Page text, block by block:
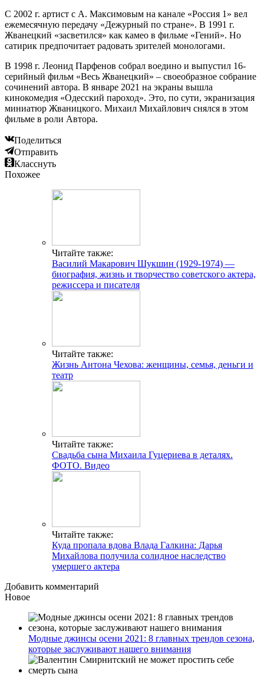
С 2002 г. артист с А. Максимовым на канале «Россия 1» вел
ежемесячную передачу «Дежурный по стране». В 1991 г.
Жванецкий «засветился» как камео в фильме «Гений». Но
сатирик предпочитает радовать зрителей монологами.
В 1998 г. Леонид Парфенов собрал воедино и выпустил 16-
серийный фильм «Весь Жванецкий» – своеобразное собрание
сочинений автора. В январе 2021 на экраны вышла
кинокомедия «Одесский пароход». Это, по сути, экранизация
миниатюр Жваницкого. Михаил Михайлович снялся в этом
фильме в роли Автора.
Поделиться
Отправить
Класснуть
Похожее
Читайте также:
Василий Макарович Шукшин (1929-1974) —
биография, жизнь и творчество советского актера,
режиссера и писателя
Читайте также:
Жизнь Антона Чехова: женщины, семья, деньги и
театр
Читайте также:
Свадьба сына Михаила Гуцериева в деталях.
ФОТО. Видео
Читайте также:
Куда пропала вдова Влада Галкина: Дарья
Михайлова получила солидное наследство
умершего актера
Добавить комментарий
Новое
Модные джинсы осени 2021: 8 главных трендов сезона,
которые заслуживают нашего внимания